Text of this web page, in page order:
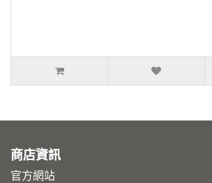
商店資訊
官方網站